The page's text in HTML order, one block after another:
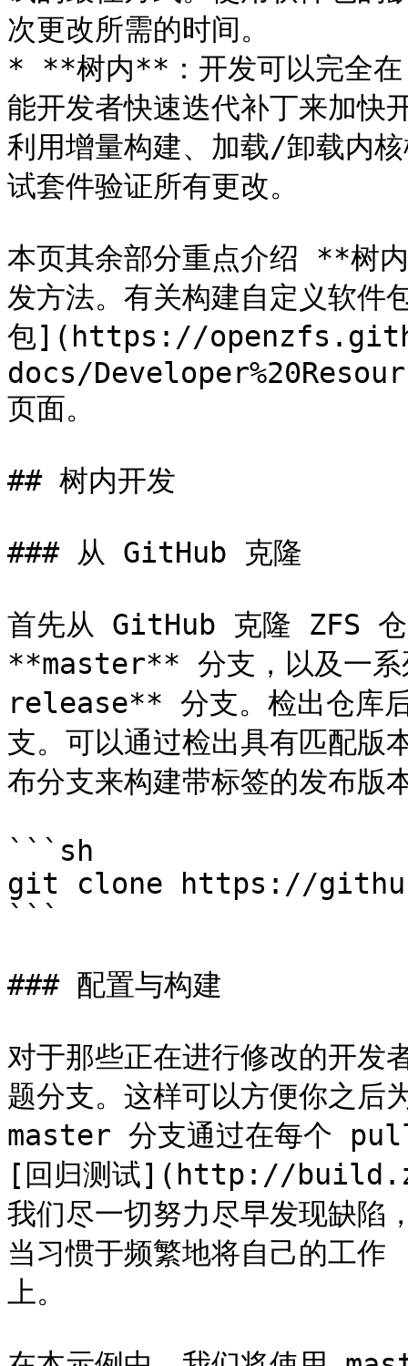
次更改所需的时间。
* **树内**：开发可以完全在
能开发者快速迭代补丁来加快
利用增量构建、加载/卸载内
试套件验证所有更改。
本页其余部分重点介绍 **树
发方法。有关构建自定义软
包](https://
docs/
页面。
## 树内开发
### 从 GitHub 克隆
首先从 GitHub 克隆 ZFS 仓
**master** 分支，以及一
release** 分支。检出仓库
支。可以通过检出具有匹配
布分支来构建带标签的发布版
```sh
git clone https://
```
### 配置与构建
对于那些正在进行修改的开
题分支。这样可以方便你之
master 分支通过在每个
[回归测试](http://
我们尽一切努力尽早发现缺陷
当习惯于频繁地将自己的工
上。